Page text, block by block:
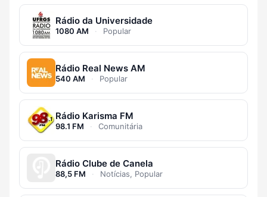
Rádio da Universidade
1080 AM · Popular
Rádio Real News AM
540 AM · Popular
Rádio Karisma FM
98.1 FM · Comunitária
Rádio Clube de Canela
88,5 FM · Notícias, Popular